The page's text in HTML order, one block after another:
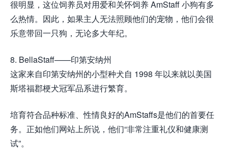
很明显，这位饲养员对用爱和关怀饲养 AmStaff 小狗有多
么热情。因此，如果主人无法照顾他们的宠物，他们会很
乐意带回一只狗，无论多大年纪。
8. BellaStaff——印第安纳州
这家来自印第安纳州的小型种犬自 1998 年以来就以美国
斯塔福郡梗犬冠军品系进行繁育。
培育符合品种标准、性情良好的AmStaffs是他们的首要任
务。正如他们网站上所说，他们“非常注重礼仪和健康测
试”。